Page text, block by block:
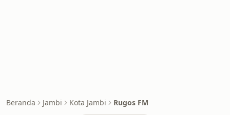
Beranda Jambi Kota Jambi Rugos FM